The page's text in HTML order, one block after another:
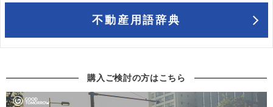
不動産用語辞典
購入ご検討の方はこちら